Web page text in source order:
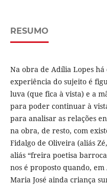
RESUMO
Na obra de Adília Lopes há
experiência do sujeito é
luva (que fica à vista) e a
para poder continuar à
para analisar as relações
na obra, de resto, com
Fidalgo de Oliveira (aliás
aliás “freira poetisa
nos é proposto quando, em
Maria José ainda criança